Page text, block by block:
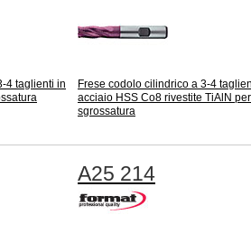
4 taglienti in
Frese codolo cilindrico a 3-4
acciaio HSS Co8 rivestite TiAlN per
sgrossatura
A25 214